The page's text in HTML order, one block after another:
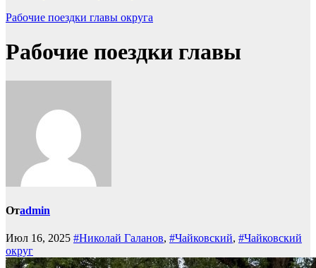
Рабочие поездки главы округа
Рабочие поездки главы
Отadmin
Июл 16, 2025 #Николай Галанов, #Чайковский, #Чайковский
округ